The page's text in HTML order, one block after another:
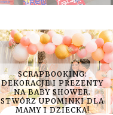
SCRAPBOOKING:
DEKORACJE I PREZENTY
NA BABY SHOWER.
STWÓRZ UPOMINKI DLA
MAMY I DZIECKA!